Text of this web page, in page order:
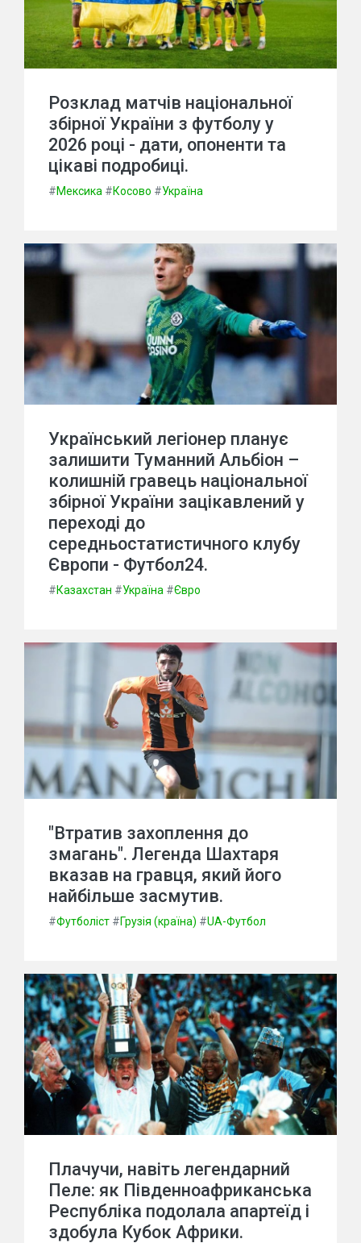
Розклад матчів національної
збірної України з футболу у
2026 році - дати, опоненти та
цікаві подробиці.
#Мексика #Косово #Україна
Український легіонер планує
залишити Туманний Альбіон –
колишній гравець національної
збірної України зацікавлений у
переході до
середньостатистичного клубу
Європи - Футбол24.
#Казахстан #Україна #Євро
"Втратив захоплення до
змагань". Легенда Шахтаря
вказав на гравця, який його
найбільше засмутив.
#Футболіст #Грузія (країна) #UA-Футбол
Плачучи, навіть легендарний
Пеле: як Південноафриканська
Республіка подолала апартеїд і
здобула Кубок Африки.